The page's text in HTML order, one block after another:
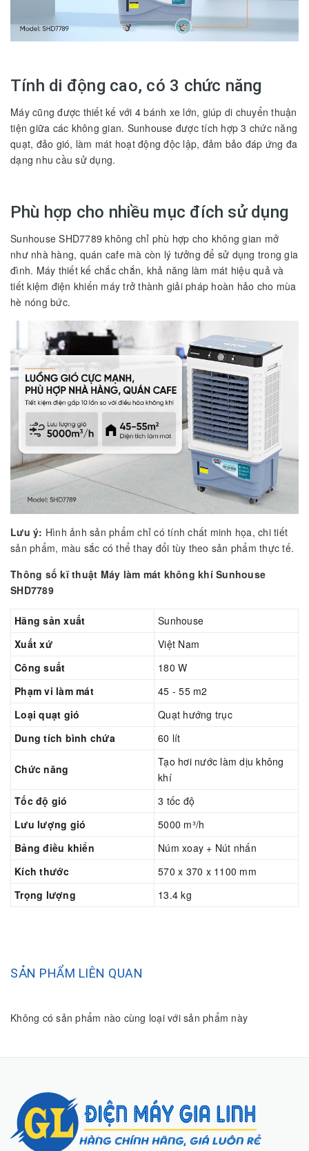
Tính di động cao, có 3 chức năng
Máy cũng được thiết kế với 4 bánh xe lớn, giúp di chuyển thuận
tiện giữa các không gian. Sunhouse được tích hợp 3 chức năng
quạt, đảo gió, làm mát hoạt động độc lập, đảm bảo đáp ứng đa
dạng nhu cầu sử dụng.
Phù hợp cho nhiều mục đích sử dụng
Sunhouse SHD7789 không chỉ phù hợp cho không gian mở
như nhà hàng, quán cafe mà còn lý tưởng để sử dụng trong gia
đình. Máy thiết kế chắc chắn, khả năng làm mát hiệu quả và
tiết kiệm điện khiến máy trở thành giải pháp hoàn hảo cho mùa
hè nóng bức.
Lưu ý: Hình ảnh sản phẩm chỉ có tính chất minh họa, chi tiết
sản phẩm, màu sắc có thể thay đổi tùy theo sản phẩm thực tế.
Thông số kĩ thuật Máy làm mát không khí Sunhouse
SHD7789
Hãng sản xuất
Sunhouse
Xuất xứ
Việt Nam
Công suất
180 W
Phạm vi làm mát
45 - 55 m2
Loại quạt gió
Quạt hướng trục
Dung tích bình chứa
60 lít
Chức năng
Tạo hơi nước làm dịu không
khí
Tốc độ gió
3 tốc độ
Lưu lượng gió
5000 m³/h
Bảng điều khiển
Núm xoay + Nút nhấn
Kích thước
570 x 370 x 1100 mm
Trọng lượng
13.4 kg
SẢN PHẨM LIÊN QUAN
Không có sản phẩm nào cùng loại với sản phẩm này